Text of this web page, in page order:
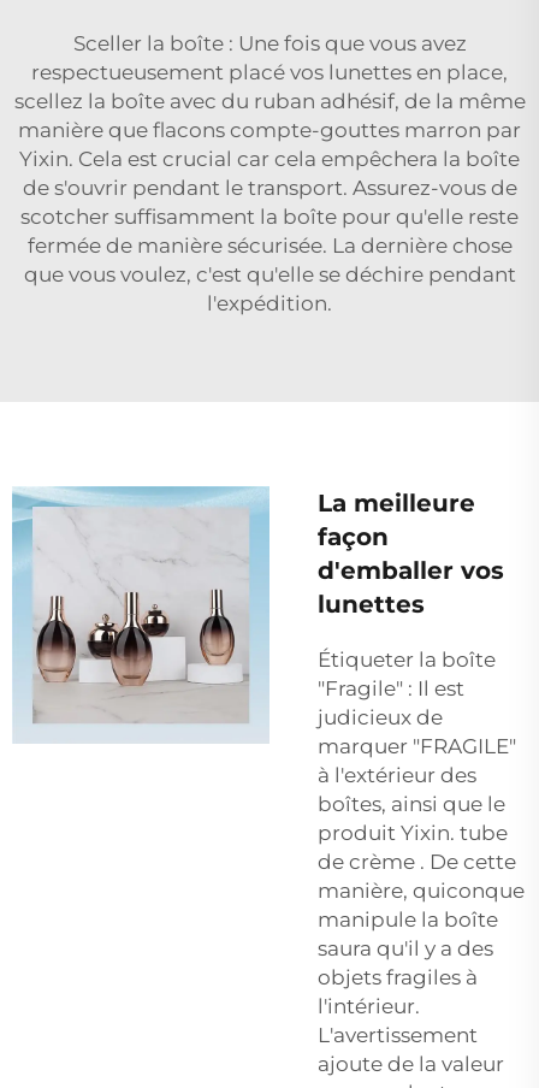
Sceller la boîte : Une fois que vous avez
respectueusement placé vos lunettes en place,
scellez la boîte avec du ruban adhésif, de la même
manière que flacons compte-gouttes marron par
Yixin. Cela est crucial car cela empêchera la boîte
de s'ouvrir pendant le transport. Assurez-vous de
scotcher suffisamment la boîte pour qu'elle reste
fermée de manière sécurisée. La dernière chose
que vous voulez, c'est qu'elle se déchire pendant
l'expédition.
La meilleure
façon
d'emballer vos
lunettes
Étiqueter la boîte
"Fragile" : Il est
judicieux de
marquer "FRAGILE"
à l'extérieur des
boîtes, ainsi que le
produit Yixin. tube
de crème . De cette
manière, quiconque
manipule la boîte
saura qu'il y a des
objets fragiles à
l'intérieur.
L'avertissement
ajoute de la valeur